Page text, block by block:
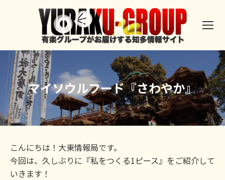
マイソウルフード『さわやか』
こんにちは！大東情報局です。
今回は、久しぶりに『私をつくる1ピース』をご紹介して
いきます！